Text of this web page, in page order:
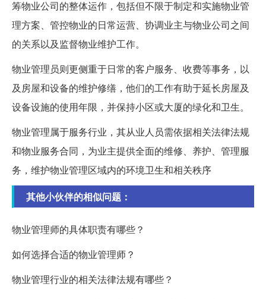
筹物业公司的整体运作，包括但不限于制定和实施物业管
理方案、管控物业的日常运营、协调业主与物业公司之间
的关系以及监督物业维护工作。
物业管理员则更侧重于日常的客户服务、收费等事务，以
及房屋和设备的维护修缮，他们的工作有助于延长房屋及
设备设施的使用年限，并保持小区或大厦的绿化和卫生。
物业管理属于服务行业，其从业人员需依据相关法律法规
和物业服务合同，为业主提供全面的维修、养护、管理服
务，维护物业管理区域内的环境卫生和相关秩序
其他小伙伴的相似问题：
物业管理师的具体职责有哪些？
如何选择合适的物业管理师？
物业管理行业的相关法律法规有哪些？